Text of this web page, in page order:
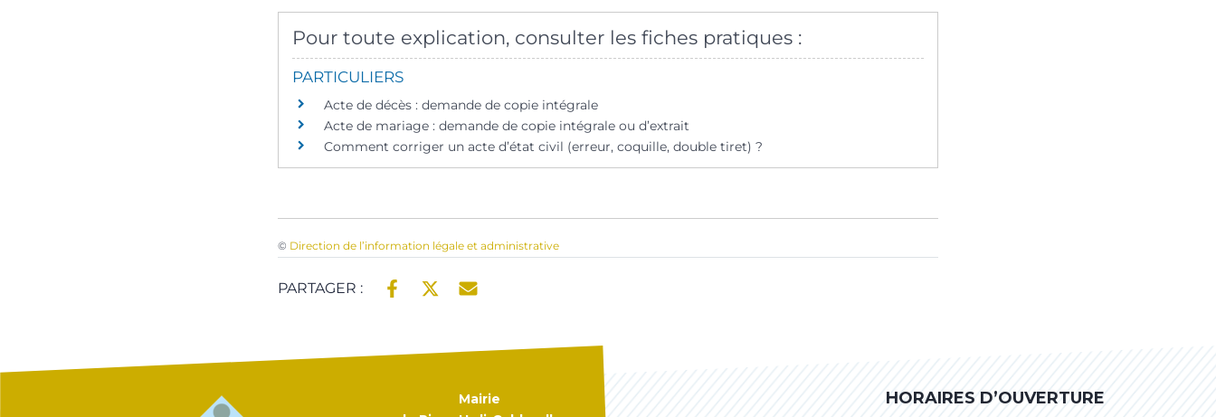
Pour toute explication, consulter les fiches pratiques :
PARTICULIERS
Acte de décès : demande de copie intégrale
Acte de mariage : demande de copie intégrale ou d’extrait
Comment corriger un acte d’état civil (erreur, coquille, double tiret) ?
© Direction de l’information légale et administrative
PARTAGER :
Mairie
HORAIRES D’OUVERTURE